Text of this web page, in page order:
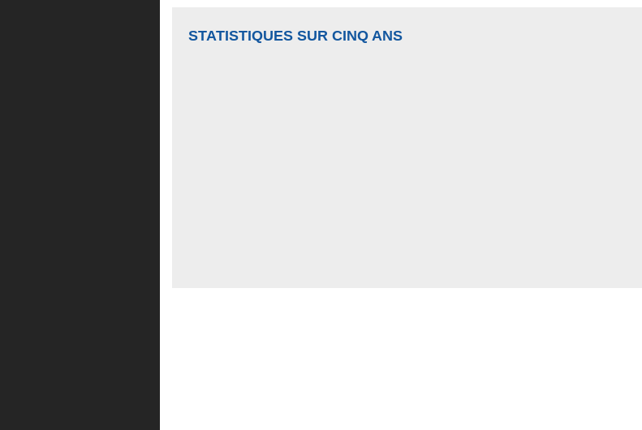
STATISTIQUES SUR CINQ ANS